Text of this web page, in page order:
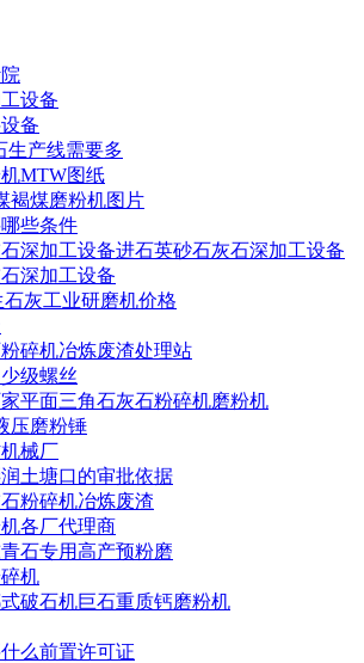
设备
备
生产线需要多
MTW图纸
褐煤磨粉机图片
些条件
深加工设备进石英砂石灰石深加工设备
深加工设备
石灰工业研磨机价格
碎机冶炼废渣处理站
级螺丝
平面三角石灰石粉碎机磨粉机
压磨粉锤
机械厂
土塘口的审批依据
粉碎机冶炼废渣
机各厂代理商
石专用高产预粉磨
机
破石机巨石重质钙磨粉机
么前置许可证